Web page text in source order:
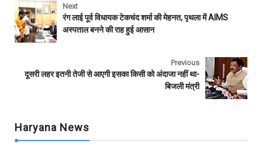
e
b
o
o
k
t
t
e
r
t
s
A
p
l
l
r
e
Next
रंग लाई पूर्व विधायक टेकचंद शर्मा की मेहनत, पृथला में AIMS
अस्पताल बनने की राह हुई आसान
Previous
दूसरी लहर इतनी तेजी से आएगी इसका किसी को अंदाजा नहीं था-
बिजली मंत्री
Haryana News